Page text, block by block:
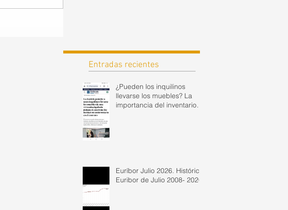
Entradas recientes
¿Pueden los inquilinos
llevarse los muebles? La
importancia del inventario
Euríbor Julio 2026. Histórico
Euribor de Julio 2008- 2026